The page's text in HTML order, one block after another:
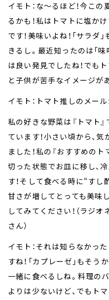
イモト：な～るほど！今こ
るかも！私はトマトに塩か
です！美味いよね！「サラダ
きるし。最近知ったのは「
は良い発見でしたね！でも
と子供が苦手なイメージが
イモト：トマト推しのメー
私の好きな野菜は『トマト
ています！小さい頃から、気
ました！私の『おすすめのト
切った状態でお皿に移し、
す！そして食べる時に“すし
甘さが増してとっても美味
してみてください！（ラジオ
さん）
イモト：それは知らなかっ
すね！「カプレーゼ」もそう
一緒に食べるしね。料理の
よりは少ないけど、でもト